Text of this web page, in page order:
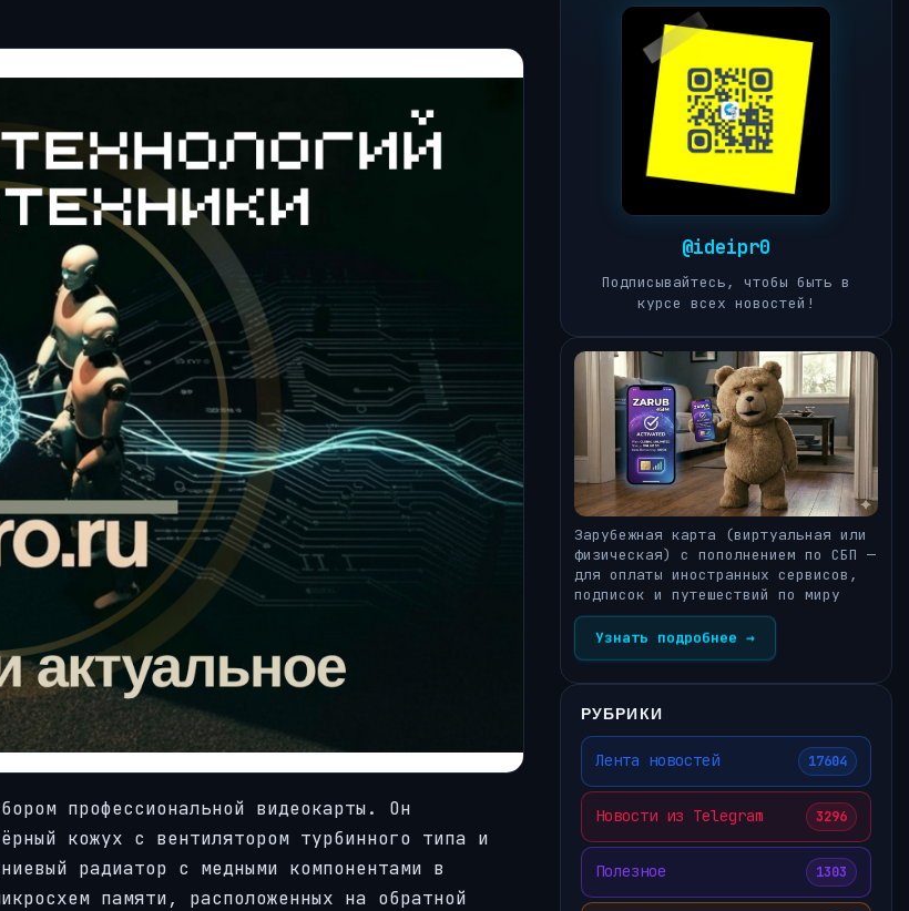
профессиональной видеокарты. Он
кожух с вентилятором турбинного типа и
радиатор с медными компонентами в
памяти, расположенных на обратной
@ideipr0
Подписывайтесь, чтобы быть в
курсе всех новостей!
Зарубежная карта (виртуальная или
физическая) с пополнением по СБП —
для оплаты иностранных сервисов,
подписок и путешествий по миру
Узнать подробнее →
РУБРИКИ
Лента новостей 17604
Новости из Telegram 3296
Полезное 1303